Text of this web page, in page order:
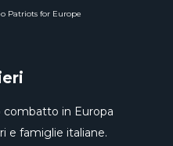
Patriots for Europe
combatto in Europa
e famiglie italiane.